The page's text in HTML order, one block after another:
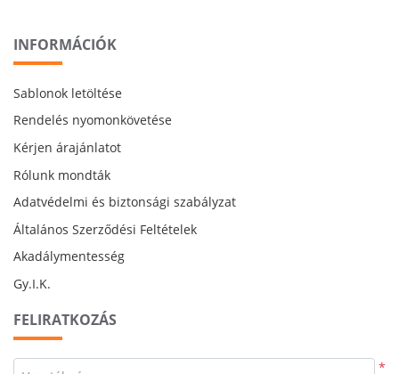
INFORMÁCIÓK
Sablonok letöltése
Rendelés nyomonkövetése
Kérjen árajánlatot
Rólunk mondták
Adatvédelmi és biztonsági szabályzat
Általános Szerződési Feltételek
Akadálymentesség
Gy.I.K.
FELIRATKOZÁS
*